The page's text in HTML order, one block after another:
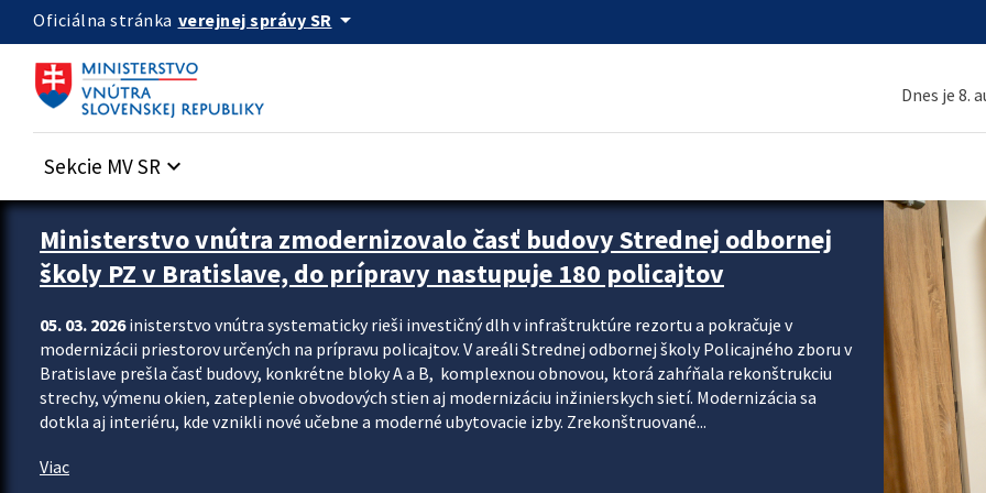
Preskocit na hlavný obsah
Oficiálna stránka verejnej správy SR arrow_drop_down
Dnes je 8.
Sekcie MV SR keyboard_arrow_down
Ministerstvo vnútra zmodernizovalo časť budovy Strednej odbornej
školy PZ v Bratislave, do prípravy nastupuje 180 policajtov
05. 03. 2026inisterstvo vnútra systematicky rieši investičný dlh v infraštruktúre rezortu a pokračuje v
modernizácii priestorov určených na prípravu policajtov. V areáli Strednej odbornej školy Policajného zboru v
Bratislave prešla časť budovy, konkrétne bloky A a B, komplexnou obnovou, ktorá zahŕňala rekonštrukciu
strechy, výmenu okien, zateplenie obvodových stien aj modernizáciu inžinierskych sietí. Modernizácia sa
dotkla aj interiéru, kde vznikli nové učebne a moderné ubytovacie izby. Zrekonštruované...
Viac